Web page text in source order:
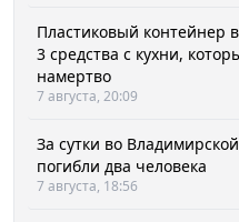
Пластиковый контейнер
3 средства с кухни,
намертво
7 августа, 20:09
За сутки во
погибли два человека
7 августа, 18:56